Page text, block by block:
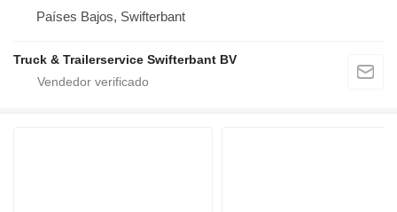
Países Bajos, Swifterbant
Truck & Trailerservice Swifterbant BV